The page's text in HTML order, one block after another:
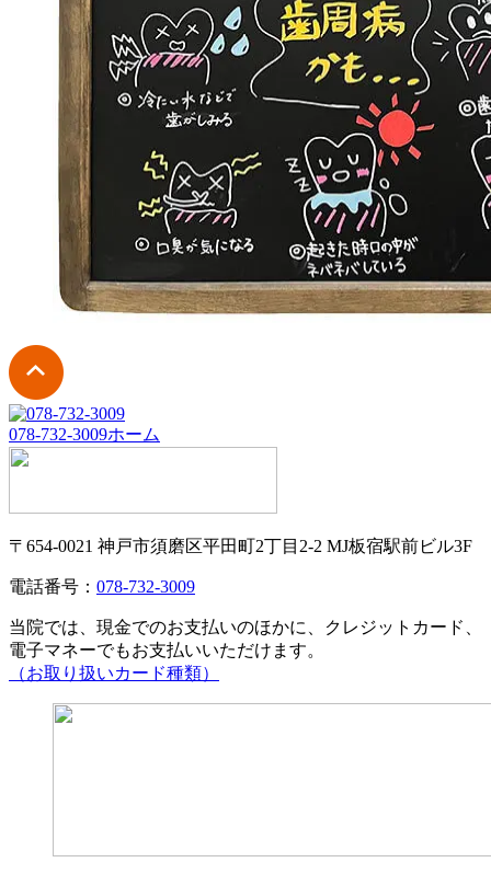
078-732-3009ホーム
〒654-0021 神戸市須磨区平田町2丁目2-2 MJ板宿駅前ビル3F
電話番号： 078-732-3009
当院では、現金でのお支払いのほかに、クレジットカード、
電子マネーでもお支払いいただけます。
（お取り扱いカード種類）